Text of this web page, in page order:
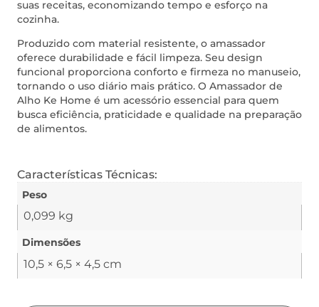
suas receitas, economizando tempo e esforço na
cozinha.
Produzido com material resistente, o amassador
oferece durabilidade e fácil limpeza. Seu design
funcional proporciona conforto e firmeza no manuseio,
tornando o uso diário mais prático. O Amassador de
Alho Ke Home é um acessório essencial para quem
busca eficiência, praticidade e qualidade na preparação
de alimentos.
Características Técnicas:
Peso
0,099 kg
Dimensões
10,5 × 6,5 × 4,5 cm